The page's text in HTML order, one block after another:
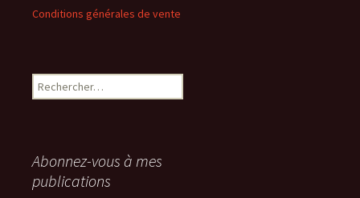
Conditions générales de vente
Rechercher :
Abonnez-vous à mes
publications